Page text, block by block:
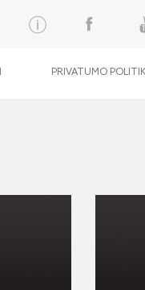
PRIVATUMO